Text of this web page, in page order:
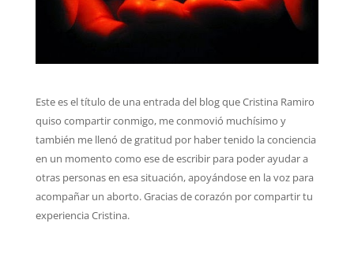
Este es el título de una entrada del blog que Cristina Ramiro
quiso compartir conmigo, me conmovió muchísimo y
también me llenó de gratitud por haber tenido la conciencia
en un momento como ese de escribir para poder ayudar a
otras personas en esa situación, apoyándose en la voz para
acompañar un aborto. Gracias de corazón por compartir tu
experiencia Cristina.